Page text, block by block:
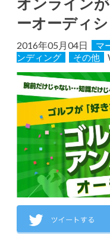
ーオーディ
2016年05月04日
マ
ンディング
その他